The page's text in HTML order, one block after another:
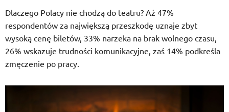
Dlaczego Polacy nie chodzą do teatru? Aż 47%
respondentów za największą przeszkodę uznaje zbyt
wysoką cenę biletów, 33% narzeka na brak wolnego czasu,
26% wskazuje trudności komunikacyjne, zaś 14% podkreśla
zmęczenie po pracy.